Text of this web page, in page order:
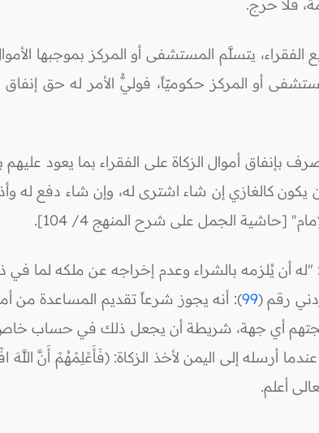
فلا حرج.
يتسلَّم المستشفى أو المركز بموجبها
أو المركز حكوميّاً، فوليُّ الأمر له حق إنفاق
بإنفاق أموال الزكاة على الفقراء بما يعود عليهم
[حاشية الجمل على شرح المنهج 4/ 104].
رقم (99): أنه يجوز شرعاً تقديم المساعدة من
أي جهة، شريطة أن يجعل ذلك في حساب خاص
أرسله إلى اليمن لأخذ الزكاة: (فَأَعْلِمْهُمْ أَنَّ
أعلم.